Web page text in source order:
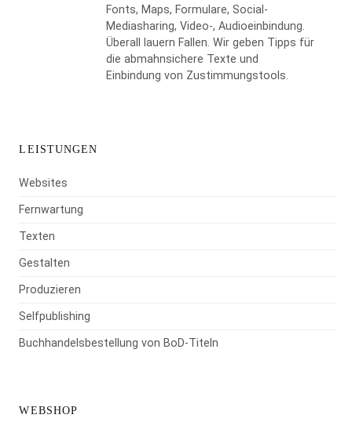
Fonts, Maps, Formulare, Social-
Mediasharing, Video-, Audioeinbindung.
Überall lauern Fallen. Wir geben Tipps für
die abmahnsichere Texte und
Einbindung von Zustimmungstools.
LEISTUNGEN
Websites
Fernwartung
Texten
Gestalten
Produzieren
Selfpublishing
Buchhandelsbestellung von BoD-Titeln
WEBSHOP